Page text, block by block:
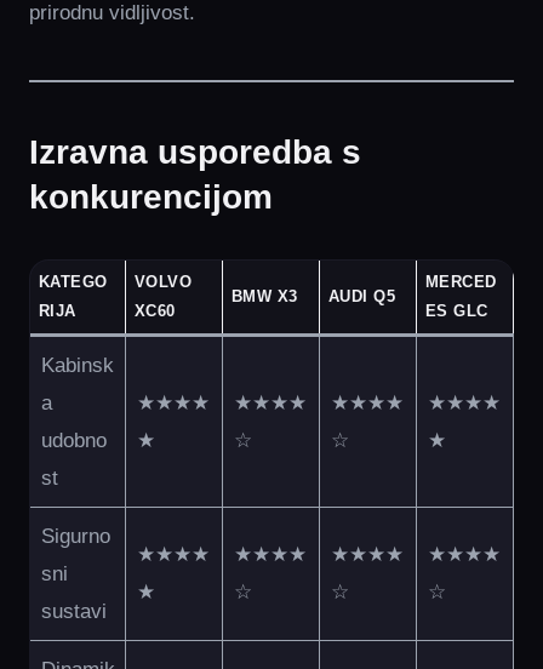
prirodnu vidljivost.
Izravna usporedba s
konkurencijom
KATEGO
RIJA
VOLVO
XC60
BMW X3 AUDI Q5
MERCED
ES GLC
Kabinsk
a
udobno
st
★★★★
★
★★★★
☆
★★★★
☆
★★★★
★
Sigurno
sni
sustavi
★★★★
★
★★★★
☆
★★★★
☆
★★★★
☆